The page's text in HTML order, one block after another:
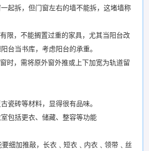
起拆，但门窗左右的墙不能拆，这堵墙称
限，不能搁置过重的家具，尤其当阳台改
台当书库，考虑阳台的承重。
时，需将原外窗外推或上下加宽为轨道留
瓷砖等材料，显得很有品味。
包括更衣、储藏、整容等功能
细加推敲，长衣﹑短衣﹑内衣﹑领带﹑丝